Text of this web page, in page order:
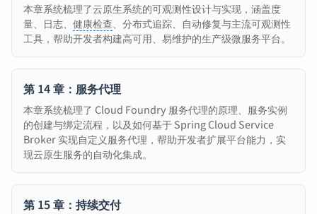
本章系统梳理了云原生系统的可观测性设计与实现，涵盖度
量、日志、 健康检查、分布式追踪、自动修复与主流可观测性
工具，帮助开发者构建高可用、易维护的生产级微服务平台。
第 14 章：服务代理
本章系统梳理了 Cloud Foundry 服务代理的原理、服务实例
的创建与绑定流程，以及如何基于 Spring Cloud Service
Broker 实现自定义服务代理，帮助开发者扩展平台能力，实
现云原生服务的自动化集成。
第 15 章：持续交付